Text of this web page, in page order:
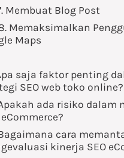
Membuat Blog Post
Memaksimalkan
Maps
saja faktor penting
SEO web toko online?
ada risiko dalam
eCommerce?
cara
kinerja SEO